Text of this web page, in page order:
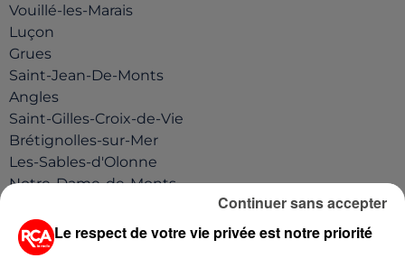
Vouillé-les-Marais
Luçon
Grues
Saint-Jean-De-Monts
Angles
Saint-Gilles-Croix-de-Vie
Brétignolles-sur-Mer
Les-Sables-d'Olonne
Notre-Dame-de-Monts
Moutiers-Les-Mauxfaits
Longeville-sur-Mer
Le respect de votre vie privée est notre priorité
Continuer sans accepter